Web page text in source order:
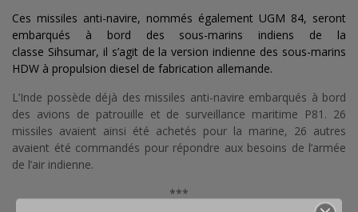
Ces missiles anti-navire, nommés également UGM 84, seront
embarqués à bord des sous-marins indiens de la
classe Sihsumar, il s’agit de la version indienne des sous-marins
HDW à propulsion diesel de fabrication allemande.
L’Inde possède déjà des missiles anti-navire embarqués à bord
des avions de patrouille et de surveillance maritime P81. 26
missiles avaient ainsi été achetés pour la marine, 26 autres
avaient été commandés pour répondre aux besoins de l’armée
de l’air indienne.
***